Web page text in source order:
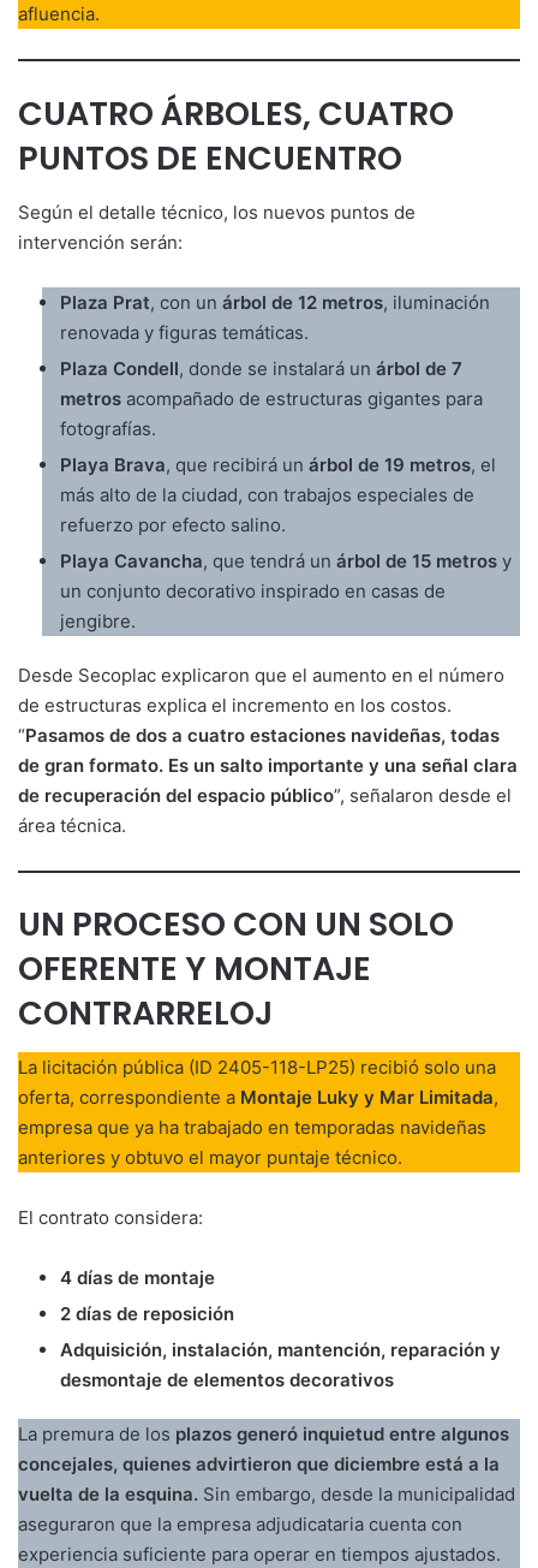
afluencia.
CUATRO ÁRBOLES, CUATRO
PUNTOS DE ENCUENTRO
Según el detalle técnico, los nuevos puntos de
intervención serán:
Plaza Prat, con un árbol de 12 metros, iluminación
renovada y figuras temáticas.
Plaza Condell, donde se instalará un árbol de 7
metros acompañado de estructuras gigantes para
fotografías.
Playa Brava, que recibirá un árbol de 19 metros, el
más alto de la ciudad, con trabajos especiales de
refuerzo por efecto salino.
Playa Cavancha, que tendrá un árbol de 15 metros y
un conjunto decorativo inspirado en casas de
jengibre.
Desde Secoplac explicaron que el aumento en el número
de estructuras explica el incremento en los costos.
“Pasamos de dos a cuatro estaciones navideñas, todas
de gran formato. Es un salto importante y una señal clara
de recuperación del espacio público”, señalaron desde el
área técnica.
UN PROCESO CON UN SOLO
OFERENTE Y MONTAJE
CONTRARRELOJ
La licitación pública (ID 2405-118-LP25) recibió solo una
oferta, correspondiente a Montaje Luky y Mar Limitada,
empresa que ya ha trabajado en temporadas navideñas
anteriores y obtuvo el mayor puntaje técnico.
El contrato considera:
4 días de montaje
2 días de reposición
Adquisición, instalación, mantención, reparación y
desmontaje de elementos decorativos
La premura de los plazos generó inquietud entre algunos
concejales, quienes advirtieron que diciembre está a la
vuelta de la esquina. Sin embargo, desde la municipalidad
aseguraron que la empresa adjudicataria cuenta con
experiencia suficiente para operar en tiempos ajustados.